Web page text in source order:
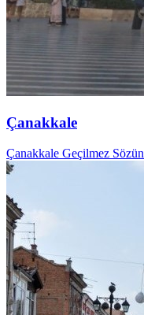
Çanakkale
Çanakkale Geçilmez